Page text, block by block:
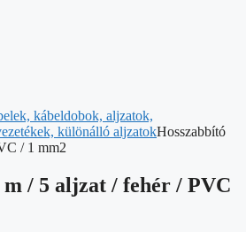
kábeldobok, aljzatok,
különálló aljzatokHosszabbító
/ 1 mm2
m / 5 aljzat / fehér / PVC